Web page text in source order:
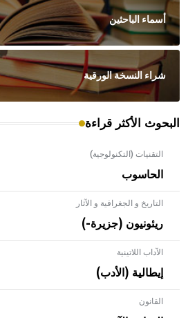
أسماء الباحثين
شراء النسخة الورقية
البحوث الأكثر قراءة
التقنيات (التكنولوجية)
الحاسوب
التاريخ و الجغرافية و الآثار
ريئونيون (جزيرة-)
الآداب اللاتينية
إيطالية (الأدب)
القانون- هل تعلم أن الأبلق نوع من الفنون